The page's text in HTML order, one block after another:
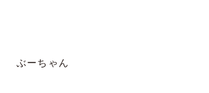
ぶーちゃん